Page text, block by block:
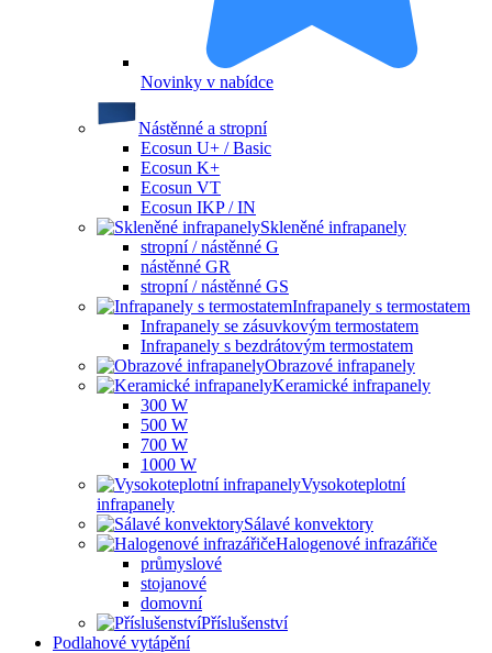
Novinky v nabídce
Nástěnné a stropní
Ecosun U+ / Basic
Ecosun K+
Ecosun VT
Ecosun IKP / IN
Skleněné infrapanely
stropní / nástěnné G
nástěnné GR
stropní / nástěnné GS
Infrapanely s termostatem
Infrapanely se zásuvkovým termostatem
Infrapanely s bezdrátovým termostatem
Obrazové infrapanely
Keramické infrapanely
300 W
500 W
700 W
1000 W
Vysokoteplotní
infrapanely
Sálavé konvektory
Halogenové infrazářiče
průmyslové
stojanové
domovní
Příslušenství
Podlahové vytápění